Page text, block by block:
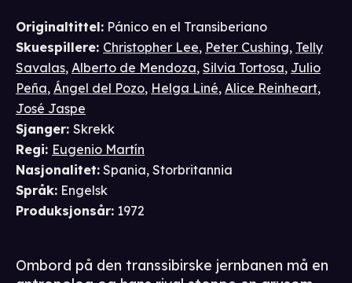
Originaltittel: Pánico en el Transiberiano
Skuespillere: Christopher Lee, Peter Cushing, Telly
Savalas, Alberto de Mendoza, Silvia Tortosa, Julio
Peña, Ángel del Pozo, Helga Liné, Alice Reinheart,
José Jaspe
Sjanger: Skrekk
Regi: Eugenio Martín
Nasjonalitet: Spania, Storbritannia
Språk: Engelsk
Produksjonsår: 1972
Ombord på den transsibirske jernbanen må en